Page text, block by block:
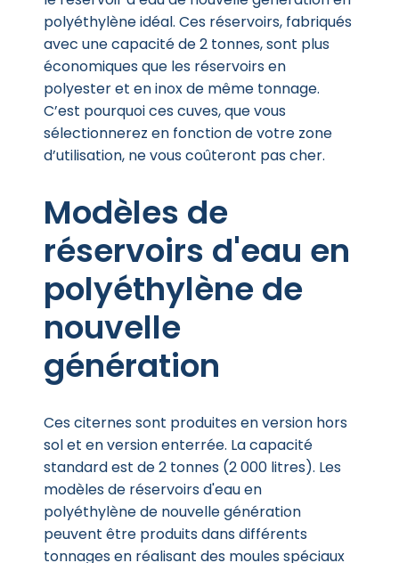
polyéthylène idéal. Ces réservoirs, fabriqués
avec une capacité de 2 tonnes, sont plus
économiques que les réservoirs en
polyester et en inox de même tonnage.
C’est pourquoi ces cuves, que vous
sélectionnerez en fonction de votre zone
d’utilisation, ne vous coûteront pas cher.
Modèles de
réservoirs d'eau en
polyéthylène de
nouvelle
génération
Ces citernes sont produites en version hors
sol et en version enterrée. La capacité
standard est de 2 tonnes (2 000 litres). Les
modèles de réservoirs d'eau en
polyéthylène de nouvelle génération
peuvent être produits dans différents
tonnages en réalisant des moules spéciaux